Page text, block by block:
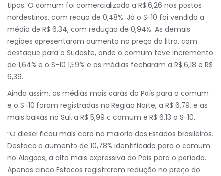
tipos. O comum foi comercializado a R$ 6,26 nos postos
nordestinos, com recuo de 0,48%. Já o S-10 foi vendido a
média de R$ 6,34, com redução de 0,94%. As demais
regiões apresentaram aumento no preço do litro, com
destaque para o Sudeste, onde o comum teve incremento
de 1,64% e o S-10 1,59% e as médias fecharam a R$ 6,18 e R$
6,39.
Ainda assim, as médias mais caras do País para o comum
e o S-10 foram registradas na Região Norte, a R$ 6,79, e as
mais baixas no Sul, a R$ 5,99 o comum e R$ 6,13 o S-10.
“O diesel ficou mais caro na maioria dos Estados brasileiros.
Destaco o aumento de 10,78% identificado para o comum
no Alagoas, a alta mais expressiva do País para o período.
Apenas cinco Estados registraram redução no preço do